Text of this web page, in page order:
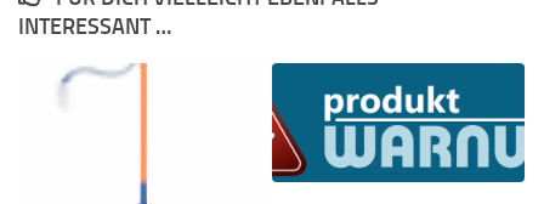
INTERESSANT …